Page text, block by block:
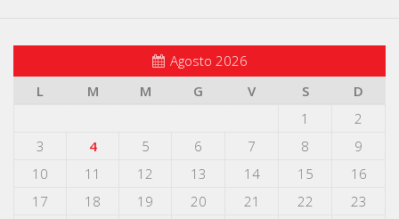
Agosto 2026
L
M M G V S
D
1
2
3
4 5 6 7 8
9
10
11 12 13 14 15
16
17
18 19 20 21 22
23